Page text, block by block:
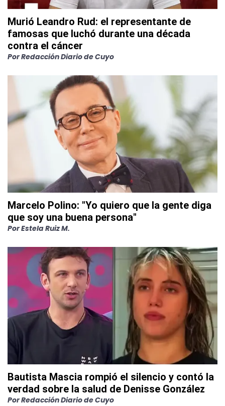
Murió Leandro Rud: el representante de
famosas que luchó durante una década
contra el cáncer
PorRedacción Diario de Cuyo
Marcelo Polino: "Yo quiero que la gente diga
que soy una buena persona"
PorEstela Ruiz M.
Bautista Mascia rompió el silencio y contó la
verdad sobre la salud de Denisse González
PorRedacción Diario de Cuyo